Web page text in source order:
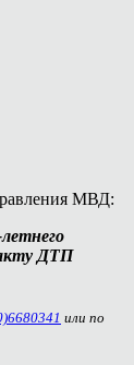
МВД:
ДТП
или по